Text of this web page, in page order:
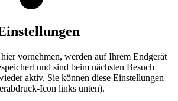
vornehmen, werden auf Ihrem Endgerät
und sind beim nächsten Besuch
aktiv. Sie können diese Einstellungen
Icon links unten).